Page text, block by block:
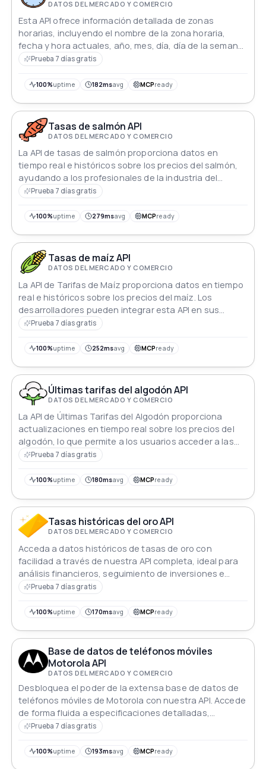
DATOS DEL MERCADO Y COMERCIO
Esta API ofrece información detallada de zonas
horarias, incluyendo el nombre de la zona horaria,
fecha y hora actuales, año, mes, día, día de la semana
y elementos de tiempo específicos.
Prueba 7 días gratis
100%uptime 182msavg MCPready
Tasas de salmón API
DATOS DEL MERCADO Y COMERCIO
La API de tasas de salmón proporciona datos en
tiempo real e históricos sobre los precios del salmón,
ayudando a los profesionales de la industria del
marisco a tomar decisiones informadas. Ofreciendo
mercado, las variaciones geográficas y las
para optimizar las estrategias de aprovisionamiento y
maximizar la rentabilidad dentro del dinámico mercado
del salmón.
Prueba 7 días gratis
100%uptime 279msavg MCPready
Tasas de maíz API
DATOS DEL MERCADO Y COMERCIO
La API de Tarifas de Maíz proporciona datos en tiempo
real e históricos sobre los precios del maíz. Los
desarrolladores pueden integrar esta API en sus
aplicaciones para acceder a información actualizada
toma de decisiones informadas para comerciantes,
del maíz.
Prueba 7 días gratis
100%uptime 252msavg MCPready
Últimas tarifas del algodón API
DATOS DEL MERCADO Y COMERCIO
La API de Últimas Tarifas del Algodón proporciona
actualizaciones en tiempo real sobre los precios del
algodón, lo que permite a los usuarios acceder a las
tarifas del mercado más actuales sin esfuerzo. Con
a las empresas para tomar decisiones informadas,
vanguardia en el dinámico panorama de la industria del
algodón.
Prueba 7 días gratis
100%uptime 180msavg MCPready
Tasas históricas del oro API
DATOS DEL MERCADO Y COMERCIO
Acceda a datos históricos de tasas de oro con
facilidad a través de nuestra API completa, ideal para
análisis financieros, seguimiento de inversiones e
investigación histórica.
Prueba 7 días gratis
100%uptime 170msavg MCPready
Base de datos de teléfonos móviles
Motorola API
DATOS DEL MERCADO Y COMERCIO
Desbloquea el poder de la extensa base de datos de
teléfonos móviles de Motorola con nuestra API. Accede
de forma fluida a especificaciones detalladas,
disponibilidad y conocimientos sobre los dispositivos
aplicaciones innovadoras o un minorista optimizando
Prueba 7 días gratis
100%uptime 193msavg MCPready